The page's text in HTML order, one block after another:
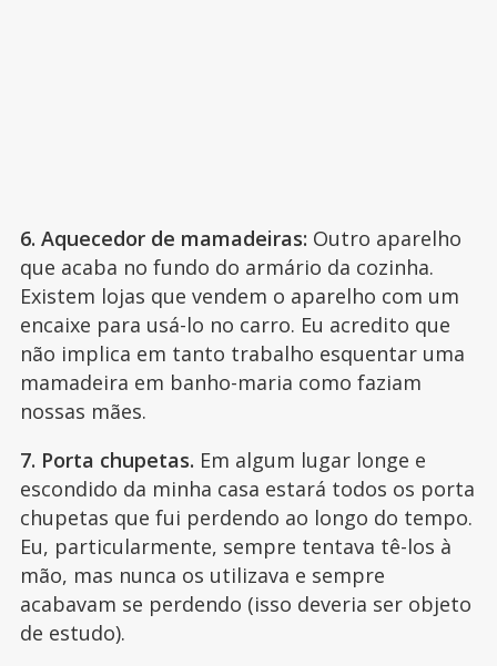
6. Aquecedor de mamadeiras: Outro aparelho
que acaba no fundo do armário da cozinha.
Existem lojas que vendem o aparelho com um
encaixe para usá-lo no carro. Eu acredito que
não implica em tanto trabalho esquentar uma
mamadeira em banho-maria como faziam
nossas mães.
7. Porta chupetas. Em algum lugar longe e
escondido da minha casa estará todos os porta
chupetas que fui perdendo ao longo do tempo.
Eu, particularmente, sempre tentava tê-los à
mão, mas nunca os utilizava e sempre
acabavam se perdendo (isso deveria ser objeto
de estudo).